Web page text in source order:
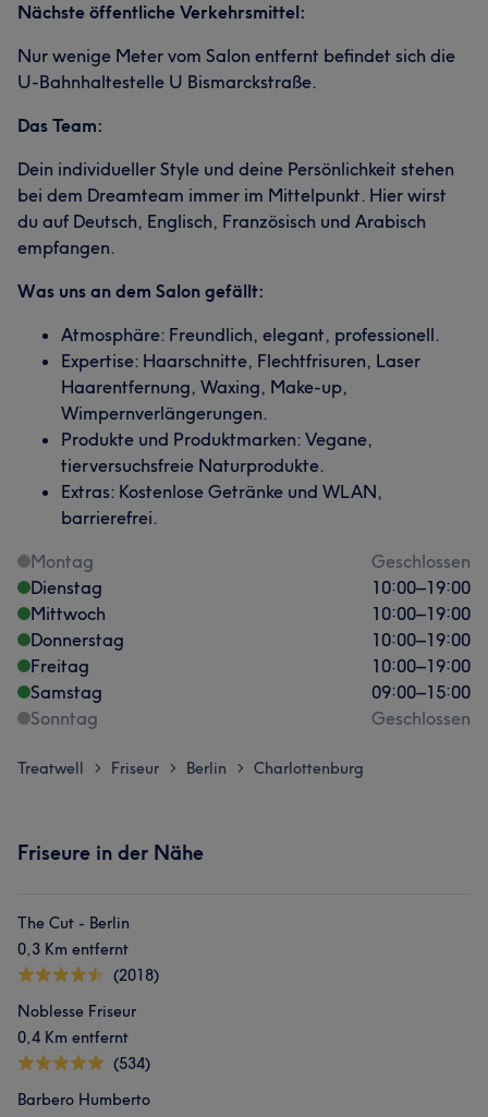
Nächste öffentliche Verkehrsmittel:
Nur wenige Meter vom Salon entfernt befindet sich die
U-Bahnhaltestelle U Bismarckstraße.
Das Team:
Dein individueller Style und deine Persönlichkeit stehen
bei dem Dreamteam immer im Mittelpunkt. Hier wirst
du auf Deutsch, Englisch, Französisch und Arabisch
empfangen.
Was uns an dem Salon gefällt:
Atmosphäre: Freundlich, elegant, professionell.
Expertise: Haarschnitte, Flechtfrisuren, Laser
Haarentfernung, Waxing, Make-up,
Wimpernverlängerungen.
Produkte und Produktmarken: Vegane,
tierversuchsfreie Naturprodukte.
Extras: Kostenlose Getränke und WLAN,
barrierefrei.
Montag
Geschlossen
Dienstag
10:00–19:00
Mittwoch
10:00–19:00
Donnerstag
10:00–19:00
Freitag
10:00–19:00
Samstag
09:00–15:00
Sonntag
Geschlossen
Treatwell > Friseur > Berlin > Charlottenburg
Friseure in der Nähe
The Cut - Berlin
0,3 Km entfernt
(2018)
Noblesse Friseur
0,4 Km entfernt
(534)
Barbero Humberto